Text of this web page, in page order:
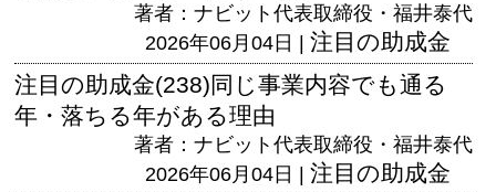
著者：ナビット代表取締役・福井泰代
2026年06月04日 | 注目の助成金
注目の助成金(238)同じ事業内容でも通る
年・落ちる年がある理由
著者：ナビット代表取締役・福井泰代
2026年06月04日 | 注目の助成金